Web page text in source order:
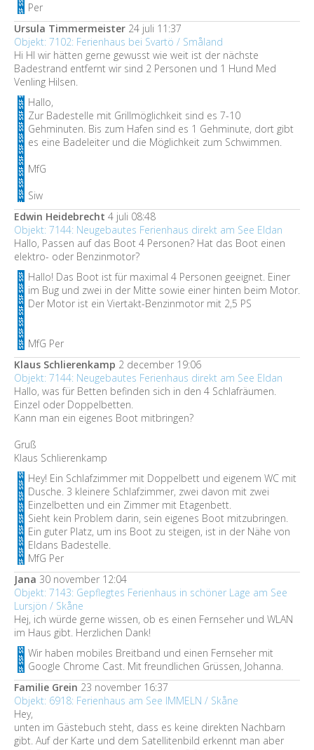
Per
Ursula Timmermeister 24 juli 11:37
Objekt: 7102: Ferienhaus bei Svartö / Småland
Hi HI wir hätten gerne gewusst wie weit ist der nächste
Badestrand entfernt wir sind 2 Personen und 1 Hund Med
Venling Hilsen.
Hallo,
Zur Badestelle mit Grillmöglichkeit sind es 7-10
Gehminuten. Bis zum Hafen sind es 1 Gehminute, dort gibt
es eine Badeleiter und die Möglichkeit zum Schwimmen.
MfG
Siw
Edwin Heidebrecht 4 juli 08:48
Objekt: 7144: Neugebautes Ferienhaus direkt am See Eldan
Hallo, Passen auf das Boot 4 Personen? Hat das Boot einen
elektro- oder Benzinmotor?
Hallo! Das Boot ist für maximal 4 Personen geeignet. Einer
im Bug und zwei in der Mitte sowie einer hinten beim Motor.
Der Motor ist ein Viertakt-Benzinmotor mit 2,5 PS
MfG Per
Klaus Schlierenkamp 2 december 19:06
Objekt: 7144: Neugebautes Ferienhaus direkt am See Eldan
Hallo, was für Betten befinden sich in den 4 Schlafräumen.
Einzel oder Doppelbetten.
Kann man ein eigenes Boot mitbringen?
Gruß
Klaus Schlierenkamp
Hey! Ein Schlafzimmer mit Doppelbett und eigenem WC mit
Dusche. 3 kleinere Schlafzimmer, zwei davon mit zwei
Einzelbetten und ein Zimmer mit Etagenbett.
Sieht kein Problem darin, sein eigenes Boot mitzubringen.
Ein guter Platz, um ins Boot zu steigen, ist in der Nähe von
Eldans Badestelle.
MfG Per
Jana 30 november 12:04
Objekt: 7143: Gepflegtes Ferienhaus in schöner Lage am See
Lursjön / Skåne
Hej, ich würde gerne wissen, ob es einen Fernseher und WLAN
im Haus gibt. Herzlichen Dank!
Wir haben mobiles Breitband und einen Fernseher mit
Google Chrome Cast. Mit freundlichen Grüssen, Johanna.
Familie Grein 23 november 16:37
Objekt: 6918: Ferienhaus am See IMMELN / Skåne
Hey,
unten im Gästebuch steht, dass es keine direkten Nachbarn
gibt. Auf der Karte und dem Satellitenbild erkennt man aber